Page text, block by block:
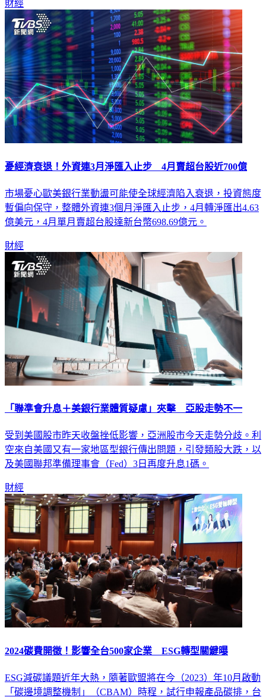
財經
憂經濟衰退！外資連3月淨匯入止步 4月賣超台股近700億
市場憂心歐美銀行業動盪可能使全球經濟陷入衰退，投資態度
暫偏向保守，整體外資連3個月淨匯入止步，4月轉淨匯出4.63
億美元，4月單月賣超台股達新台幣698.69億元。
財經
「聯準會升息＋美銀行業體質疑慮」夾擊 亞股走勢不一
受到美國股市昨天收盤挫低影響，亞洲股市今天走勢分歧。利
空來自美國又有一家地區型銀行傳出問題，引發類股大跌，以
及美國聯邦準備理事會（Fed）3日再度升息1碼。
財經
2024碳費開徵！影響全台500家企業 ESG轉型關鍵曝
ESG減碳議題近年大熱，隨著歐盟將在今（2023）年10月啟動
「碳邊境調整機制」（CBAM）時程，試行申報產品碳排，台